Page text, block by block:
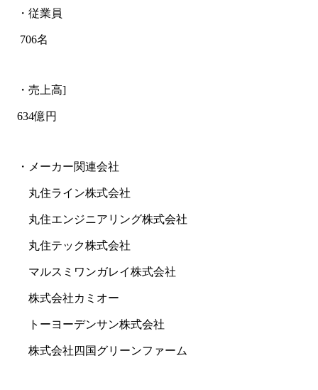
・従業員
706名
・売上高]
634億円
・メーカー関連会社
丸住ライン株式会社
丸住エンジニアリング株式会社
丸住テック株式会社
マルスミワンガレイ株式会社
株式会社カミオー
トーヨーデンサン株式会社
株式会社四国グリーンファーム